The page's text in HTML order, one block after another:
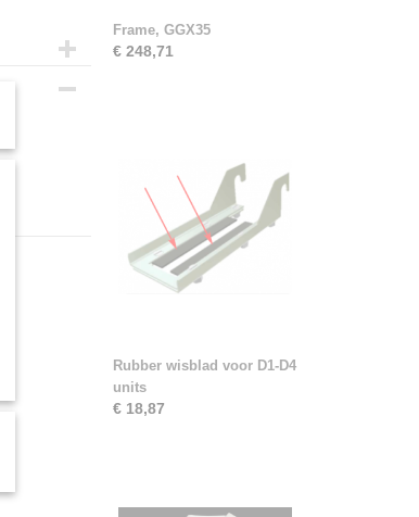
Frame, GGX35
€ 248,71
Rubber wisblad voor D1-D4
units
€ 18,87